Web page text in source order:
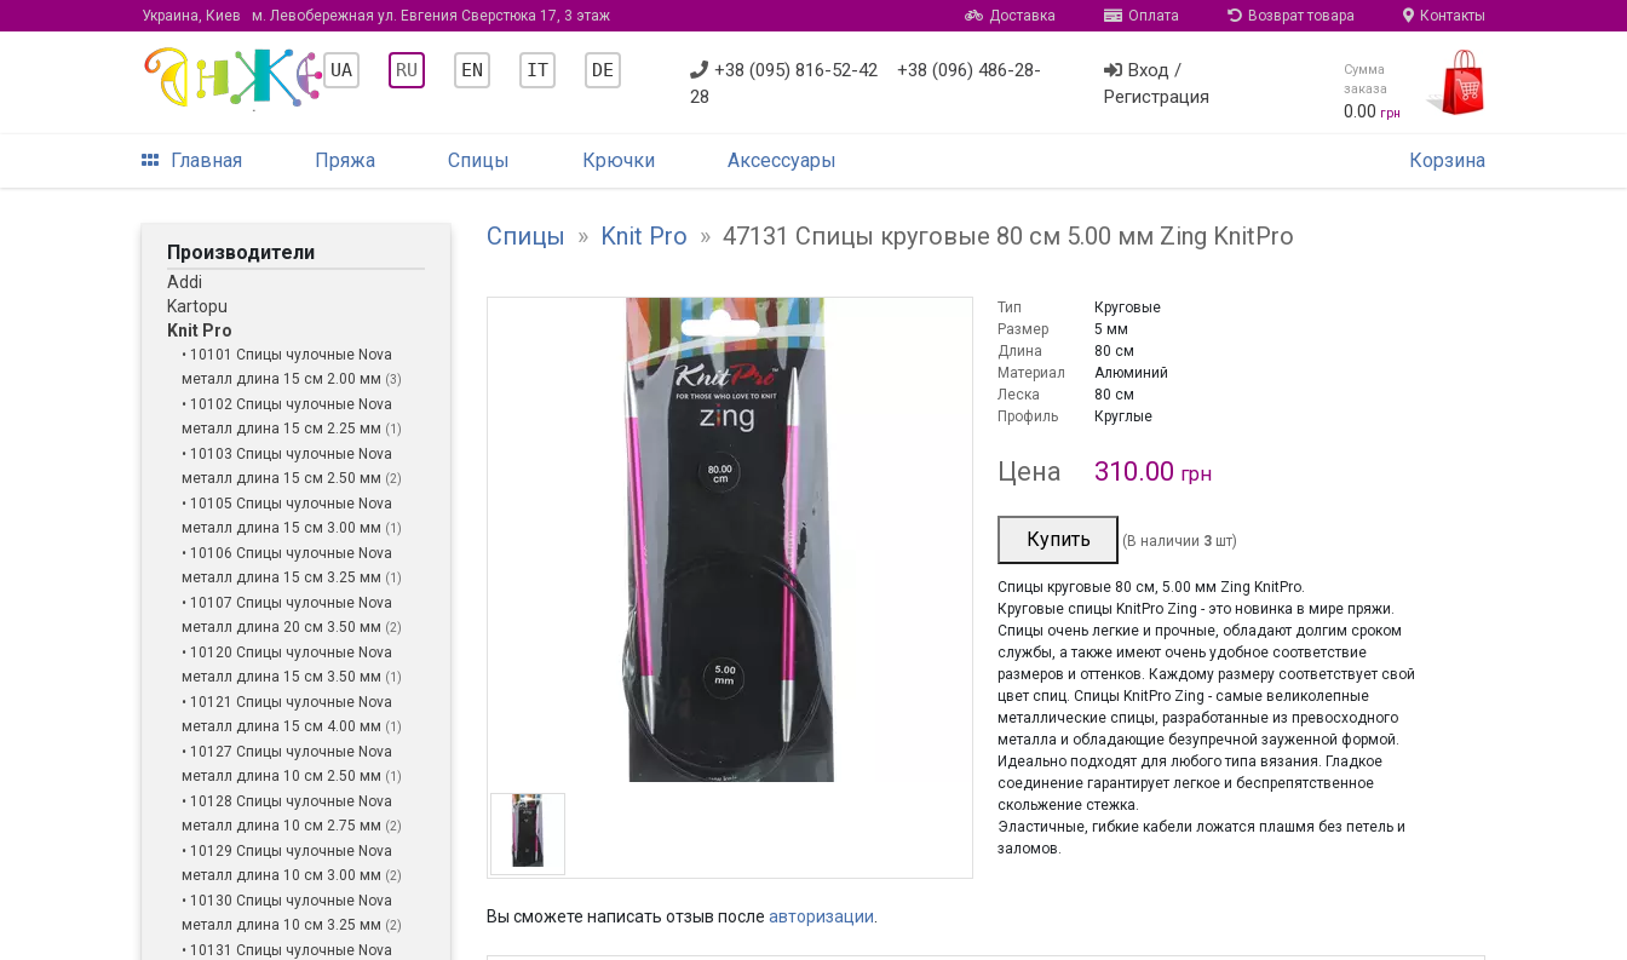
Украина, Киев м. Левобережная ул. Евгения Сверстюка 17, 3 этаж Доставка Оплата Возврат товара Контакты
UA RU EN IT DE +38 (095) 816-52-42
+38 (096) 486-28-
28
Вход /
Регистрация
Сумма
заказа
0.00 грн
Главная Пряжа Спицы Крючки Аксессуары Корзина
Производители
Addi
Kartopu
Knit Pro
• 10101 Спицы чулочные Nova
металл длина 15 см 2.00 мм (3)
• 10102 Спицы чулочные Nova
металл длина 15 см 2.25 мм (1)
• 10103 Спицы чулочные Nova
металл длина 15 см 2.50 мм (2)
• 10105 Спицы чулочные Nova
металл длина 15 см 3.00 мм (1)
• 10106 Спицы чулочные Nova
металл длина 15 см 3.25 мм (1)
• 10107 Спицы чулочные Nova
металл длина 20 см 3.50 мм (2)
• 10120 Спицы чулочные Nova
металл длина 15 см 3.50 мм (1)
• 10121 Спицы чулочные Nova
металл длина 15 см 4.00 мм (1)
• 10127 Спицы чулочные Nova
металл длина 10 см 2.50 мм (1)
• 10128 Спицы чулочные Nova
металл длина 10 см 2.75 мм (2)
• 10129 Спицы чулочные Nova
металл длина 10 см 3.00 мм (2)
• 10130 Спицы чулочные Nova
металл длина 10 см 3.25 мм (2)
• 10131 Спицы чулочные Nova
Спицы » Knit Pro » 47131 Спицы круговые 80 см 5.00 мм Zing KnitPro
Тип
Круговые
Размер
5 мм
Длина
80 см
Материал
Алюминий
Леска
80 см
Профиль
Круглые
Цена 310.00 грн
Купить (В наличии 3 шт)
Спицы круговые 80 см, 5.00 мм Zing KnitPro.
Круговые спицы KnitPro Zing - это новинка в мире пряжи.
Спицы очень легкие и прочные, обладают долгим сроком
службы, а также имеют очень удобное соответствие
размеров и оттенков. Каждому размеру соответствует свой
цвет спиц. Спицы KnitPro Zing - самые великолепные
металлические спицы, разработанные из превосходного
металла и обладающие безупречной зауженной формой.
Идеально подходят для любого типа вязания. Гладкое
соединение гарантирует легкое и беспрепятственное
скольжение стежка.
Эластичные, гибкие кабели ложатся плашмя без петель и
заломов.
Вы сможете написать отзыв после авторизации